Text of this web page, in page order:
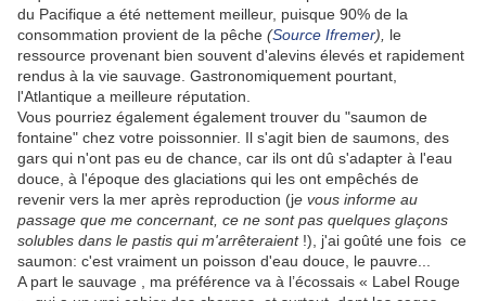
du Pacifique a été nettement meilleur, puisque 90% de la
consommation provient de la pêche (Source Ifremer), le
ressource provenant bien souvent d'alevins élevés et rapidement
rendus à la vie sauvage. Gastronomiquement pourtant,
l'Atlantique a meilleure réputation.
Vous pourriez également également trouver du "saumon de
fontaine" chez votre poissonnier. Il s'agit bien de saumons, des
gars qui n'ont pas eu de chance, car ils ont dû s'adapter à l'eau
douce, à l'époque des glaciations qui les ont empêchés de
revenir vers la mer après reproduction (je vous informe au
passage que me concernant, ce ne sont pas quelques glaçons
solubles dans le pastis qui m'arrêteraient !), j'ai goûté une fois ce
saumon: c'est vraiment un poisson d'eau douce, le pauvre...
A part le sauvage , ma préférence va à l’écossais « Label Rouge